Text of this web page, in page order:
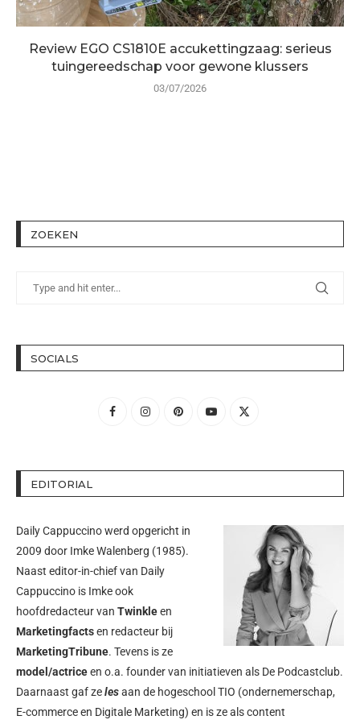
Review EGO CS1810E accukettingzaag: serieus
tuingereedschap voor gewone klussers
03/07/2026
ZOEKEN
SOCIALS
EDITORIAL
Daily Cappuccino werd opgericht in
2009 door Imke Walenberg (1985).
Naast editor-in-chief van Daily
Cappuccino is Imke ook
hoofdredacteur van Twinkleen
Marketingfactsen redacteur bij
MarketingTribune. Tevens is ze
model/actriceen o.a. founder van initiatieven als De Podcastclub.
Daarnaast gaf zelesaan de hogeschool TIO (ondernemerschap,
E-commerce en Digitale Marketing) en is ze als content